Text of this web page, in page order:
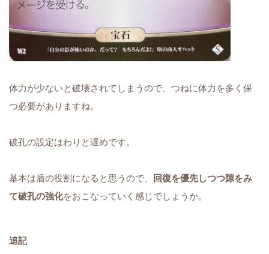
体力が少ないと破壊されてしまうので、つねに体力を多く保
つ必要がありますね。
破孔の設定はわりと遅めです。
基本は盾の役割になると思うので、
回復を優先しつつ隙をみ
て破孔の強化をおこなっていく感じでしょうか。
追記